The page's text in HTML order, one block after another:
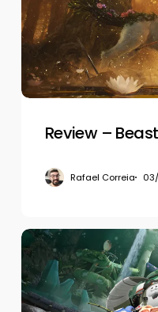
Reincarnation
Review –
Rafael Correia
Review
–
Splatoon
Raiders